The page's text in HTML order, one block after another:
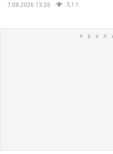
7.08.2026 13:26 3,1 т.